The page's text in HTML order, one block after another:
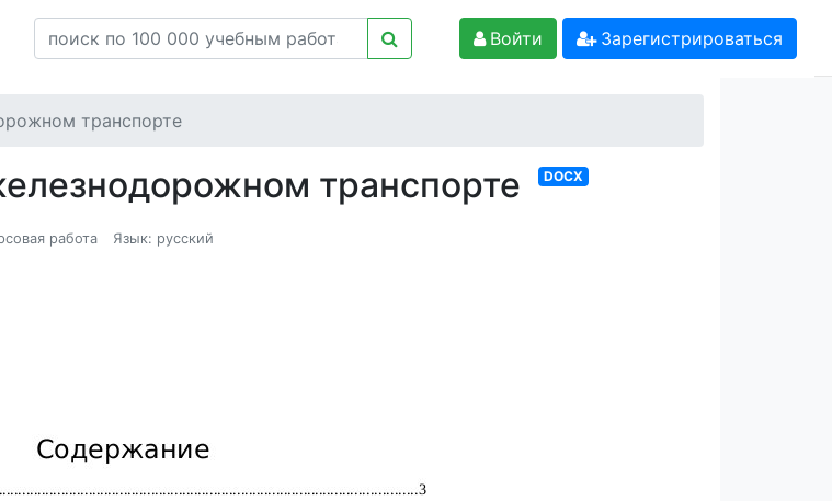
Войти Зарегистрироваться
транспорте
транспорте DOCX
работа Язык: русский